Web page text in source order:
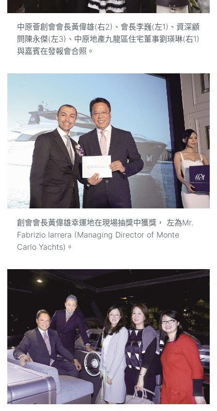
中原薈創會會長黃偉雄(右2)、會長李巍(左1)、資深顧
問陳永傑(左3)、中原地產九龍區住宅董事劉瑛琳(右1)
與嘉賓在發報會合照。
創會會長黃偉雄幸運地在現場抽獎中獲獎， 左為Mr.
Fabrizio Iarrera (Managing Director of Monte
Carlo Yachts)。